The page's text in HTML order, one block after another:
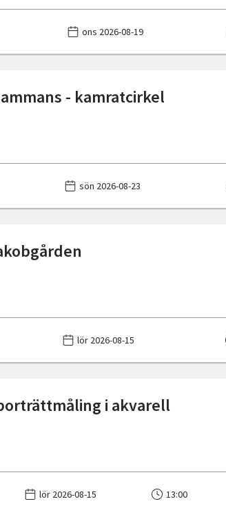
ons 2026-08-19
- kamratcirkel
sön 2026-08-23
lör 2026-08-15
i akvarell
lör 2026-08-15 13:00